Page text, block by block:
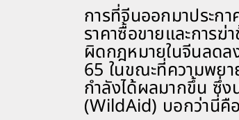
การที่จีนออกมาประก
ราคาซื้อขายและการฆ่
ผิดกฎหมายในจีนลดล
65 ในขณะที่ความพย
กำลังได้ผลมากขึ้น ซึ่ง
(WildAid) บอกว่านี่คื